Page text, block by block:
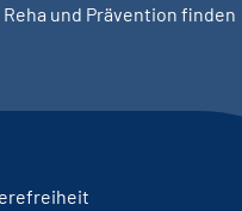
und Prävention finden